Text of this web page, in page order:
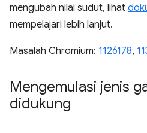
mengubah nilai sudut, lihat
mempelajari lebih lanjut.
Masalah Chromium: 1126178,
Mengemulasi jenis
didukung